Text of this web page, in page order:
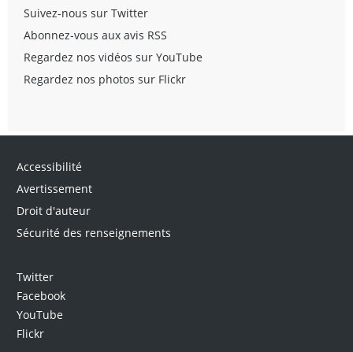
Suivez-nous sur Twitter
Abonnez-vous aux avis RSS
Regardez nos vidéos sur YouTube
Regardez nos photos sur Flickr
Accessibilité
Avertissement
Droit d'auteur
Sécurité des renseignements
Twitter
Facebook
YouTube
Flickr